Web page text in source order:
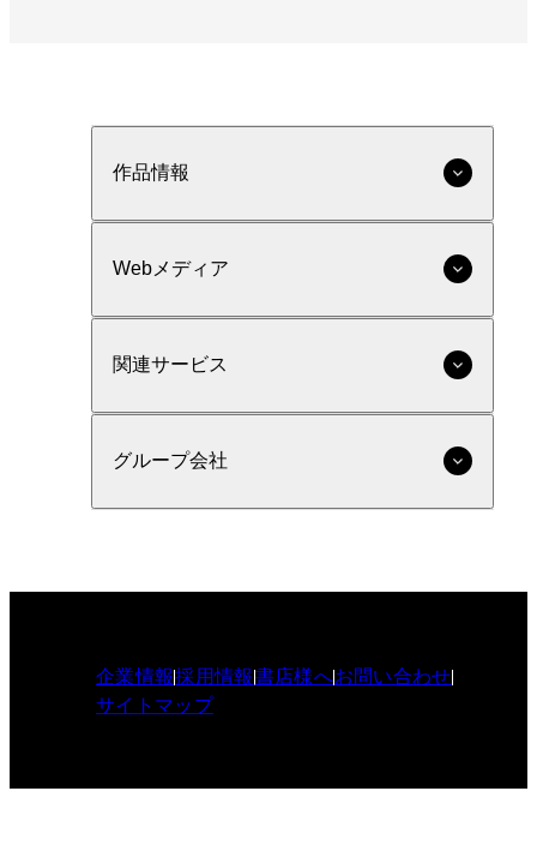
作品情報
Webメディア
関連サービス
グループ会社
企業情報採用情報書店様へお問い合わせ
サイトマップ